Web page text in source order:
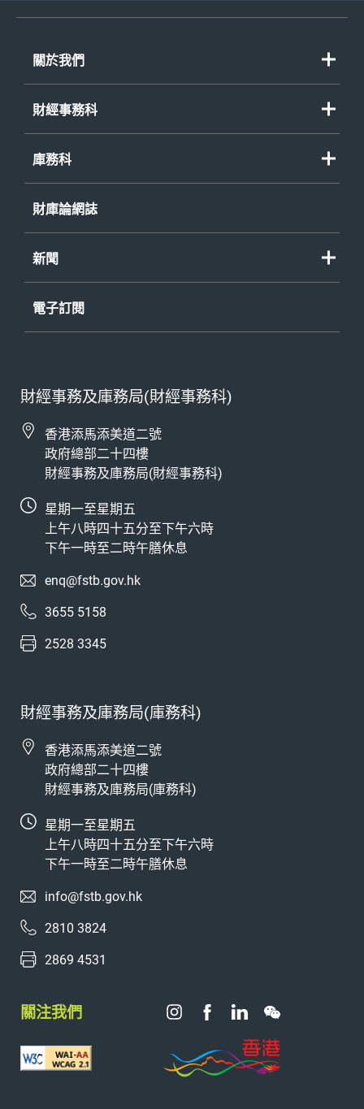
關於我們
財經事務科
庫務科
財庫論網誌
新聞
電子訂閱
財經事務及庫務局(財經事務科)
香港添馬添美道二號
政府總部二十四樓
財經事務及庫務局(財經事務科)
星期一至星期五
上午八時四十五分至下午六時
下午一時至二時午膳休息
enq@fstb.gov.hk
3655 5158
2528 3345
財經事務及庫務局(庫務科)
香港添馬添美道二號
政府總部二十四樓
財經事務及庫務局(庫務科)
星期一至星期五
上午八時四十五分至下午六時
下午一時至二時午膳休息
info@fstb.gov.hk
2810 3824
2869 4531
關注我們